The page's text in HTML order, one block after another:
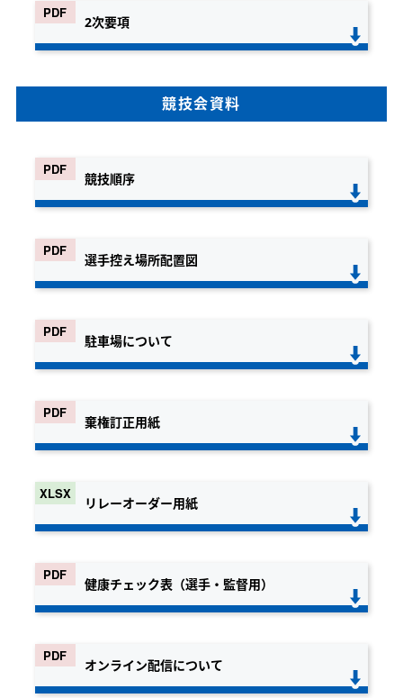
2次要項
競技会資料
競技順序
選手控え場所配置図
駐車場について
棄権訂正用紙
リレーオーダー用紙
健康チェック表（選手・監督用）
オンライン配信について